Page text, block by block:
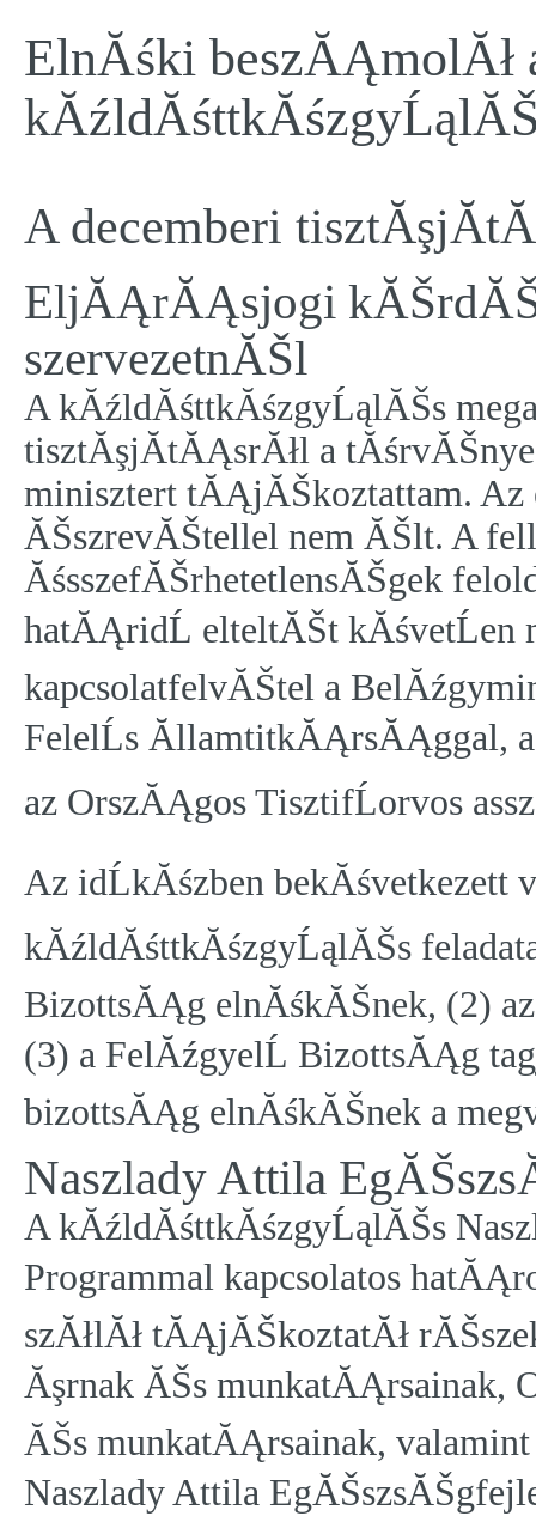
ElnĂśki beszĂĄmolĂł
A decemberi
EljĂĄrĂĄsjogi
szervezetnĂŠl
A kĂźldĂśttkĂśzgyĹąlĂŠs
tisztĂşjĂ­tĂĄsrĂłl a
minisztert tĂĄjĂŠkoztattam.
ĂŠszrevĂŠtellel nem ĂŠlt. A
ĂśsszefĂŠrhetetlensĂŠgek
hatĂĄridĹ elteltĂŠt
kapcsolatfelvĂŠtel a
FelelĹs
az OrszĂĄgos TisztifĹorvos
Az idĹkĂśzben
kĂźldĂśttkĂśzgyĹąlĂŠs
BizottsĂĄg elnĂśkĂŠnek, (2)
(3) a FelĂźgyelĹ BizottsĂĄg
bizottsĂĄg elnĂśkĂŠnek a
Naszlady Attila
A kĂźldĂśttkĂśzgyĹąlĂŠs
Programmal kapcsolatos
szĂłlĂł tĂĄjĂŠkoztatĂł
Ăşrnak ĂŠs munkatĂĄrsainak,
ĂŠs munkatĂĄrsainak,
Naszlady Attila